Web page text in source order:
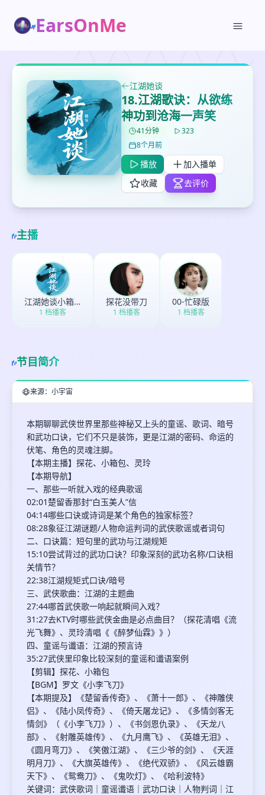
EarsOnMe
江湖她谈
18.江湖歌诀：从欲练
神功到沧海一声笑
41分钟
323
8个月前
播放
加入播单
收藏
去评价
主播
江湖她谈小箱包
1 档播客
探花没带刀
1 档播客
00-忙碌版
1 档播客
节目简介
来源：小宇宙
本期聊聊武侠世界里那些神秘又上头的童谣、歌词、暗号
和武功口诀，它们不只是装饰，更是江湖的密码、命运的
伏笔、角色的灵魂注脚。
【本期主播】探花、小箱包、灵玲
【本期导航】
一、那些一听就入戏的经典歌谣
02:01楚留香那封“白玉美人”信
04:14哪些口诀或诗词是某个角色的独家标签？
08:28象征江湖谜题/人物命运判词的武侠歌谣或者词句
二、口诀篇：短句里的武功与江湖规矩
15:10尝试背过的武功口诀？印象深刻的武功名称/口诀相
关情节？
22:38江湖规矩式口诀/暗号
三、武侠歌曲：江湖的主题曲
27:44哪首武侠歌一响起就瞬间入戏？
31:27去KTV时哪些武侠金曲是必点曲目？（探花清唱《流
光飞舞》、灵玲清唱《《醉梦仙霖》》）
四、童谣与谶语：江湖的预言诗
35:27武侠里印象比较深刻的童谣和谶语案例
【剪辑】探花、小箱包
【BGM】罗文《小李飞刀》
【本期提及】《楚留香传奇》、《萧十一郎》、《神雕侠
侣》、《陆小凤传奇》、《倚天屠龙记》、《多情剑客无
情剑》（《小李飞刀》）、《书剑恩仇录》、《天龙八
部》、《射雕英雄传》、《九月鹰飞》、《英雄无泪》、
《圆月弯刀》、《笑傲江湖》、《三少爷的剑》、《天涯
明月刀》、《大旗英雄传》、《绝代双骄》、《风云雄霸
天下》、《鸳鸯刀》、《鬼吹灯》、《哈利波特》
关键词：武侠歌词｜童谣谶语｜武功口诀｜人物判词｜江
打分
鼠标下留人
最长200字
删除确认
加入播单